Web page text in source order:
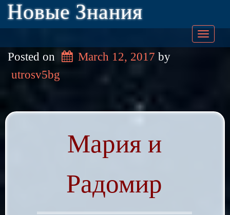
Новые Знания
Posted on March 12, 2017 by
utrosv5bg
Мария и
Радомир